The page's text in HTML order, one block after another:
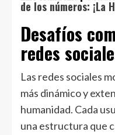
de los números: ¡La
Desafíos
redes
Las redes sociales
más dinámico y
humanidad. Cada
una estructura que